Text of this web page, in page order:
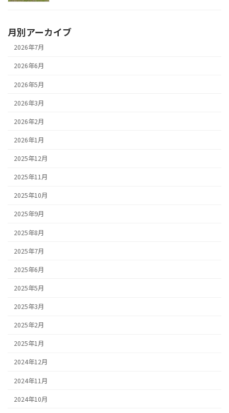
月別アーカイブ
2026年7月
2026年6月
2026年5月
2026年3月
2026年2月
2026年1月
2025年12月
2025年11月
2025年10月
2025年9月
2025年8月
2025年7月
2025年6月
2025年5月
2025年3月
2025年2月
2025年1月
2024年12月
2024年11月
2024年10月